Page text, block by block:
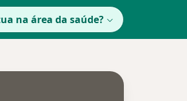
na área da saúde?